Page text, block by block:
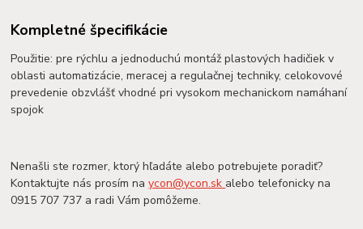
Kompletné špecifikácie
Použitie: pre rýchlu a jednoduchú montáž plastových hadičiek v
oblasti automatizácie, meracej a regulačnej techniky, celokovové
prevedenie obzvlášť vhodné pri vysokom mechanickom namáhaní
spojok
Nenašli ste rozmer, ktorý hľadáte alebo potrebujete poradiť?
Kontaktujte nás prosím naycon@ycon.sk alebo telefonicky na
0915 707 737 a radi Vám pomôžeme.